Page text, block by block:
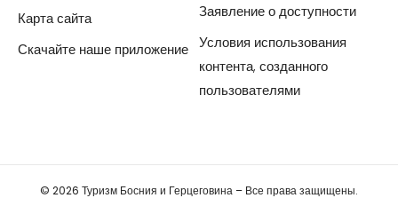
Карта сайта
Скачайте наше приложение
Заявление о доступности
Условия использования
контента, созданного
пользователями
© 2026 Туризм Босния и Герцеговина – Все права защищены.